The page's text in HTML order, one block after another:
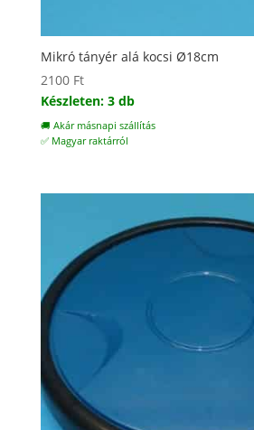
Mikró tányér alá kocsi Ø18cm
2100 Ft
Készleten: 3 db
🚚 Akár másnapi szállítás
✅ Magyar raktárról